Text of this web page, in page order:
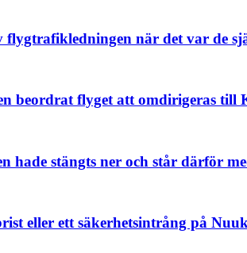
när det var de
beordrat flyget att omdirigeras till
hade stängts ner och står därför
eller ett säkerhetsintrång på